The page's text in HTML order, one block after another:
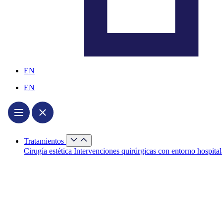
EN
EN
Tratamientos
Cerrar
Tratamientos
Abrir
Tratamientos
Cirugía estética Intervenciones quirúrgicas con entorno